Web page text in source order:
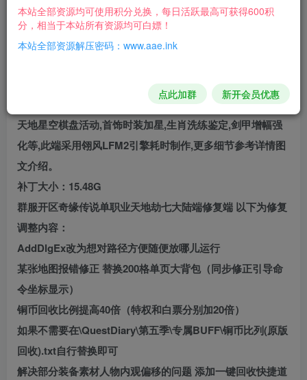
奇缘传说单职业天地劫七大陆端_坐骑皮肤_神器锻造_
五行结界[LFM2]
奇缘传说天地劫专属神器单职业传奇多大陆装备重生,寒武纪
往生界, 武帝试炼之地,时装设计师,废品回收站,飞升指引人,
天地星空棋盘活动,首饰时装加星,生肖洗练鉴定,剑甲增幅强
化等,此端采用翎风LFM2引擎耗时制作,更多细节参考详情图
文介绍。
补丁大小：15.48G
群服开区奇缘传说单职业天地劫七大陆端修复端 以下为修复
调整内容：
AddDlgEx改为想对路径方便随便放哪儿运行
某张地图报错修正 替换200格单页大背包（同步修正引导命
令坐标显示）
铜币回收比例提高40倍（特权和白票分别加20倍）
如果不需要在\QuestDiary\第五季\专属BUFF\铜币比列(原版
回收).txt自行替换即可
解决部分装备素材人物内观偏移的问题 添加一键回收快捷道
本站全部资源均可使用积分兑换，每日活跃最高可获得600积
分，相当于本站所有资源均可白嫖！
本站全部资源解压密码：www.aae.ink
点此加群 新开会员优惠